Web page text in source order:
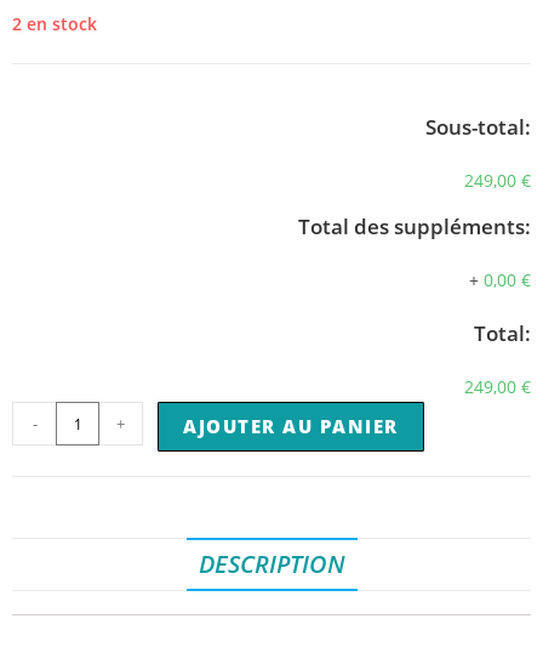
2 en stock
Sous-total:
249,00 €
Total des suppléments:
+ 0,00 €
Total:
249,00 €
- + AJOUTER AU PANIER
DESCRIPTION